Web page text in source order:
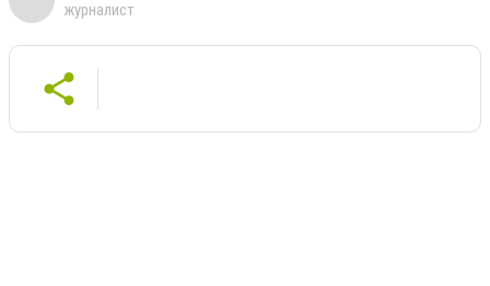
журналист